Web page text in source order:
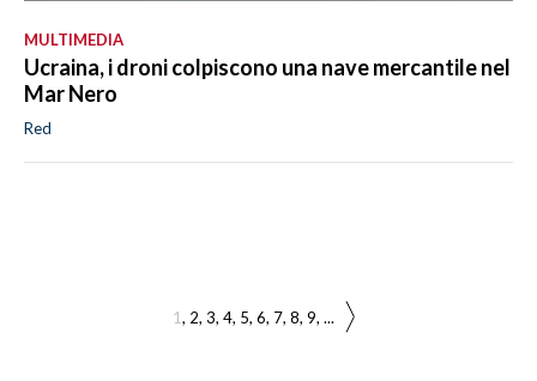
MULTIMEDIA
Ucraina, i droni colpiscono una nave mercantile nel
Mar Nero
Red
1 2 3 4 5 6 7 8 9 ...